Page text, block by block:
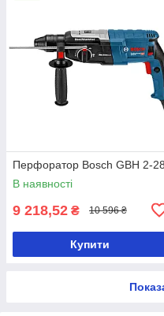
Перфоратор Bosch GBH 2-28
В наявності
9 218,52 ₴ 10 596 ₴
Купити